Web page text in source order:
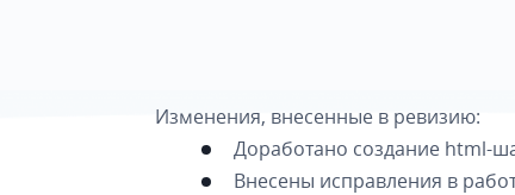
Изменения, внесенные в ревизию:
Доработано создание html-
Внесены исправления в